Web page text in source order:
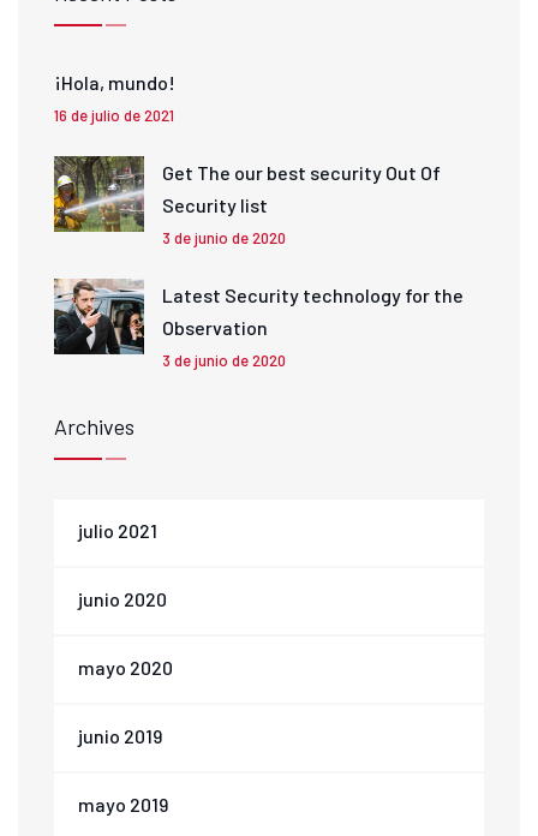
¡Hola, mundo!
16 de julio de 2021
Get The our best security Out Of
Security list
3 de junio de 2020
Latest Security technology for the
Observation
3 de junio de 2020
Archives
julio 2021
junio 2020
mayo 2020
junio 2019
mayo 2019